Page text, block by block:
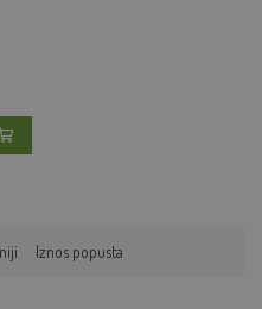
Iznos popusta